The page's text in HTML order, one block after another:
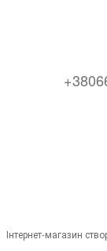
Інтернет-магазин